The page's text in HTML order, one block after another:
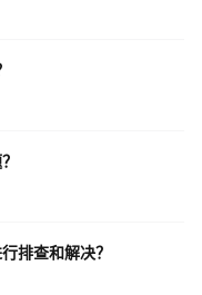
排查和解决？